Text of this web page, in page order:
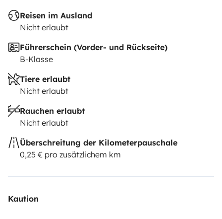
Reisen im Ausland
Nicht erlaubt
Führerschein (Vorder- und Rückseite)
B-Klasse
Tiere erlaubt
Nicht erlaubt
Rauchen erlaubt
Nicht erlaubt
Überschreitung der Kilometerpauschale
0,25 € pro zusätzlichem km
Kaution